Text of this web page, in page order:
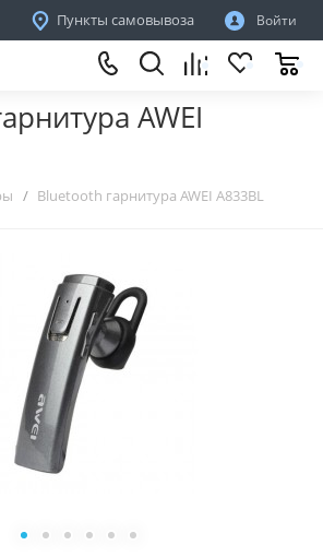
Пункты самовывоза Войти
AWEI
Bluetooth гарнитура AWEI A833BL